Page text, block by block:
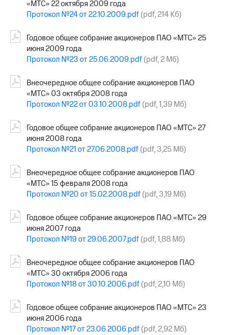
«МТС» 22 октября 2009 года
Протокол №24 от 22.10.2009.pdf(pdf, 214 Кб)
Годовое общее собрание акционеров ПАО «МТС» 25
июня 2009 года
Протокол №23 от 25.06.2009.pdf(pdf, 2 Мб)
Внеочередное общее собрание акционеров ПАО
«МТС» 03 октября 2008 года
Протокол №22 от 03.10.2008.pdf(pdf, 1,39 Мб)
Годовое общее собрание акционеров ПАО «МТС» 27
июня 2008 года
Протокол №21 от 27.06.2008.pdf(pdf, 3,25 Мб)
Внеочередное общее собрание акционеров ПАО
«МТС» 15 февраля 2008 года
Протокол №20 от 15.02.2008.pdf(pdf, 3,19 Мб)
Годовое общее собрание акционеров ПАО «МТС» 29
июня 2007 года
Протокол №19 от 29.06.2007.pdf(pdf, 1,88 Мб)
Внеочередное общее собрание акционеров ПАО
«МТС» 30 октября 2006 года
Протокол №18 от 30.10.2006.pdf(pdf, 2,10 Мб)
Годовое общее собрание акционеров ПАО «МТС» 23
июня 2006 года
Протокол №17 от 23.06.2006.pdf(pdf, 2,92 Мб)